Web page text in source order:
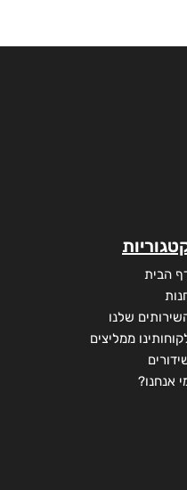
הבית
שלנו
ממליצים
אנחנו?